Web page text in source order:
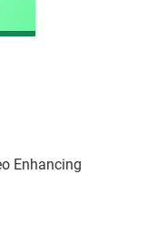
Enhancing